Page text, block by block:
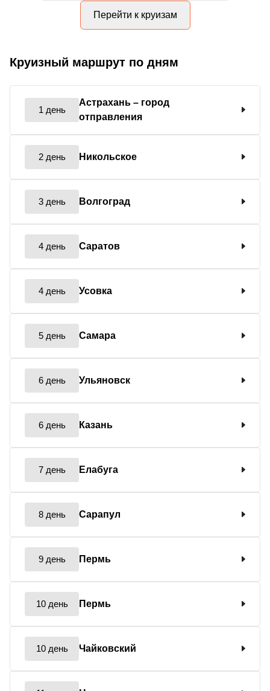
Перейти к круизам
Круизный маршрут по дням
1 день
Астрахань – город
отправления
2 день Никольское
3 день Волгоград
4 день Саратов
4 день Усовка
5 день Самара
6 день Ульяновск
6 день Казань
7 день Елабуга
8 день Сарапул
9 день Пермь
10 день Пермь
10 день Чайковский